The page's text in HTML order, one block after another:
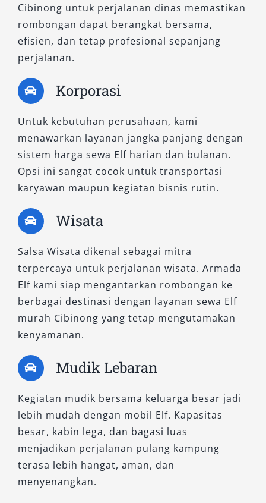
Cibinong untuk perjalanan dinas memastikan
rombongan dapat berangkat bersama,
efisien, dan tetap profesional sepanjang
perjalanan.
Korporasi
Untuk kebutuhan perusahaan, kami
menawarkan layanan jangka panjang dengan
sistem harga sewa Elf harian dan bulanan.
Opsi ini sangat cocok untuk transportasi
karyawan maupun kegiatan bisnis rutin.
Wisata
Salsa Wisata dikenal sebagai mitra
terpercaya untuk perjalanan wisata. Armada
Elf kami siap mengantarkan rombongan ke
berbagai destinasi dengan layanan sewa Elf
murah Cibinong yang tetap mengutamakan
kenyamanan.
Mudik Lebaran
Kegiatan mudik bersama keluarga besar jadi
lebih mudah dengan mobil Elf. Kapasitas
besar, kabin lega, dan bagasi luas
menjadikan perjalanan pulang kampung
terasa lebih hangat, aman, dan
menyenangkan.